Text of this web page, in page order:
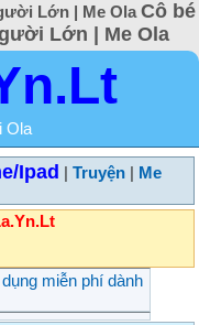
Lớn | Me Ola Cô bé
Lớn | Me Ola
Ola
Ipad Truyện
Me
miễn phí dành